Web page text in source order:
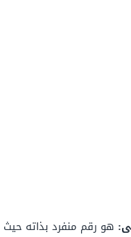
: هو رقم منفرد بذاته حيث